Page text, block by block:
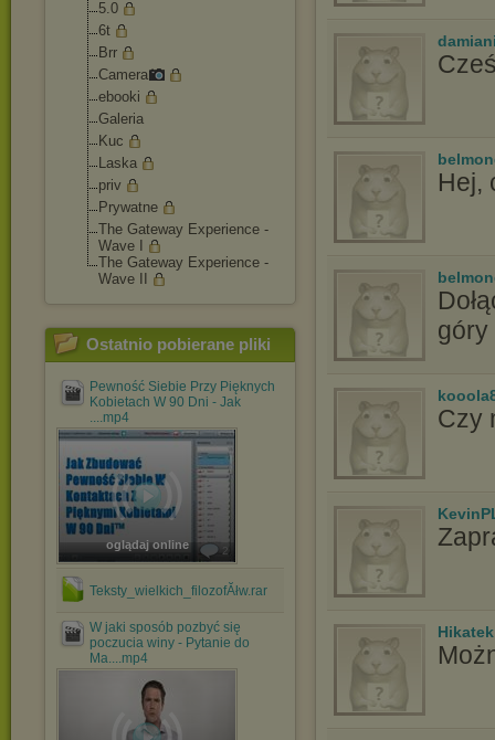
5.0
6t
Brr
Camera
ebooki
Galeria
Kuc
Laska
priv
Prywatne
The Gateway Experience -
Wave I
The Gateway Experience -
Wave II
Ostatnio pobierane pliki
Pewność Siebie Przy Pięknych
Kobietach W 90 Dni - Jak
....mp4
oglądaj online 2
Teksty_wielkich_filozofĂłw.rar
W jaki sposób pozbyć się
poczucia winy - Pytanie do
Ma....mp4
Hej,
góry
Czy
Hikatek